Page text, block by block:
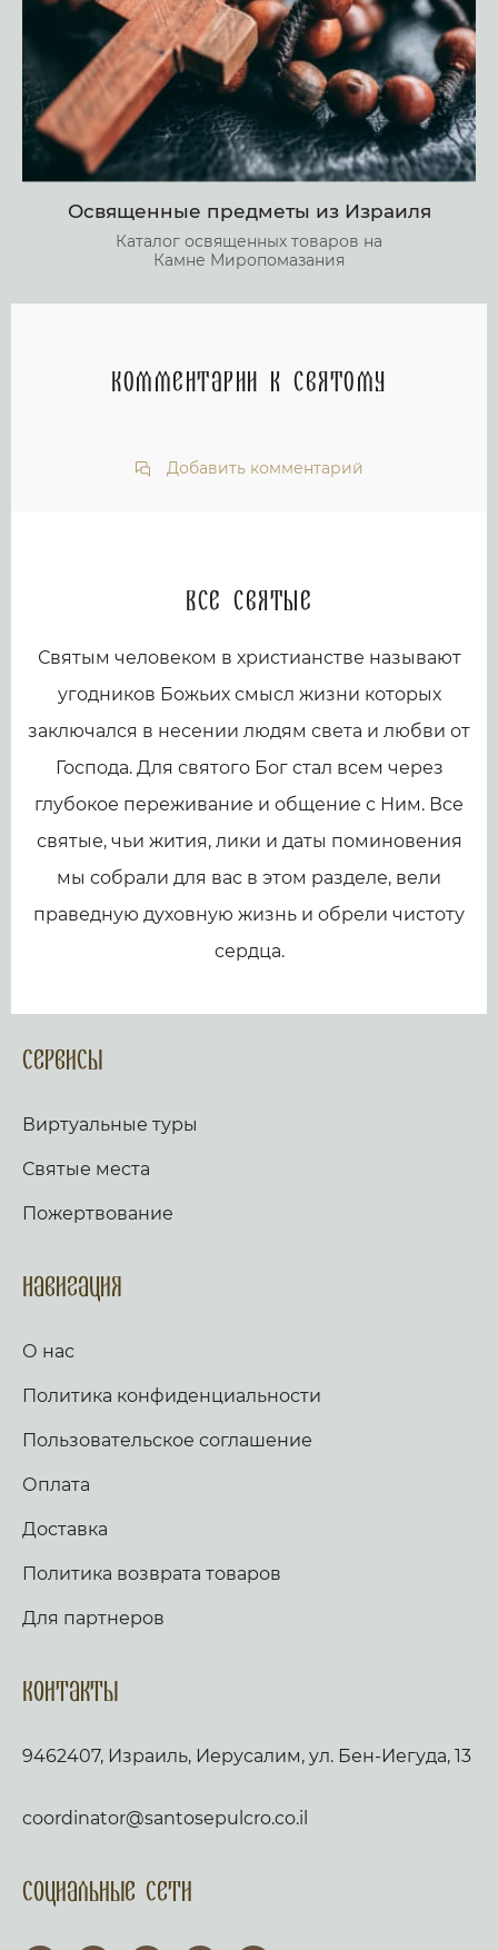
Освященные предметы из Израиля
Каталог освященных товаров на
Камне Миропомазания
Комментарии к святому
Добавить комментарий
Все святые
Святым человеком в христианстве называют
угодников Божьих смысл жизни которых
заключался в несении людям света и любви от
Господа. Для святого Бог стал всем через
глубокое переживание и общение с Ним. Все
святые, чьи жития, лики и даты поминовения
мы собрали для вас в этом разделе, вели
праведную духовную жизнь и обрели чистоту
сердца.
Сервисы
Виртуальные туры
Святые места
Пожертвование
Навигация
О нас
Политика конфиденциальности
Пользовательское соглашение
Оплата
Доставка
Политика возврата товаров
Для партнеров
Контакты
9462407, Израиль, Иерусалим, ул. Бен-Иегуда, 13
coordinator@santosepulcro.co.il
Социальные сети